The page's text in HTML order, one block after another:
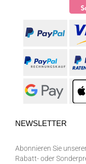
NEWSLETTER
Abonnieren Sie
Rabatt- oder